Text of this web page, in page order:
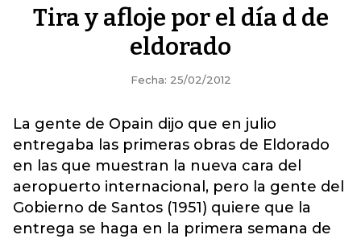
Tira y afloje por el día d de
eldorado
Fecha: 25/02/2012
La gente de Opain dijo que en julio
entregaba las primeras obras de Eldorado
en las que muestran la nueva cara del
aeropuerto internacional, pero la gente del
Gobierno de Santos (1951) quiere que la
entrega se haga en la primera semana de